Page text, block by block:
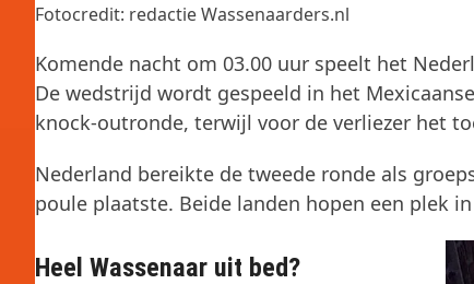
Fotocredit: redactie Wassenaarders.nl
Komende nacht om 03.00 uur speelt het
De wedstrijd wordt gespeeld in het
knock-outronde, terwijl voor de verliezer het
Nederland bereikte de tweede ronde als
poule plaatste. Beide landen hopen een plek
Heel Wassenaar uit bed?